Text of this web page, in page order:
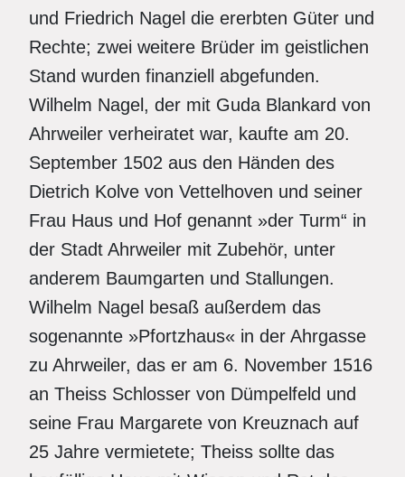
und Friedrich Nagel die ererbten Güter und
Rechte; zwei weitere Brüder im geistlichen
Stand wurden finanziell abgefunden.
Wilhelm Nagel, der mit Guda Blankard von
Ahrweiler verheiratet war, kaufte am 20.
September 1502 aus den Händen des
Dietrich Kolve von Vettelhoven und seiner
Frau Haus und Hof genannt »der Turm“ in
der Stadt Ahrweiler mit Zubehör, unter
anderem Baumgarten und Stallungen.
Wilhelm Nagel besaß außerdem das
sogenannte »Pfortzhaus« in der Ahrgasse
zu Ahrweiler, das er am 6. November 1516
an Theiss Schlosser von Dümpelfeld und
seine Frau Margarete von Kreuznach auf
25 Jahre vermietete; Theiss sollte das